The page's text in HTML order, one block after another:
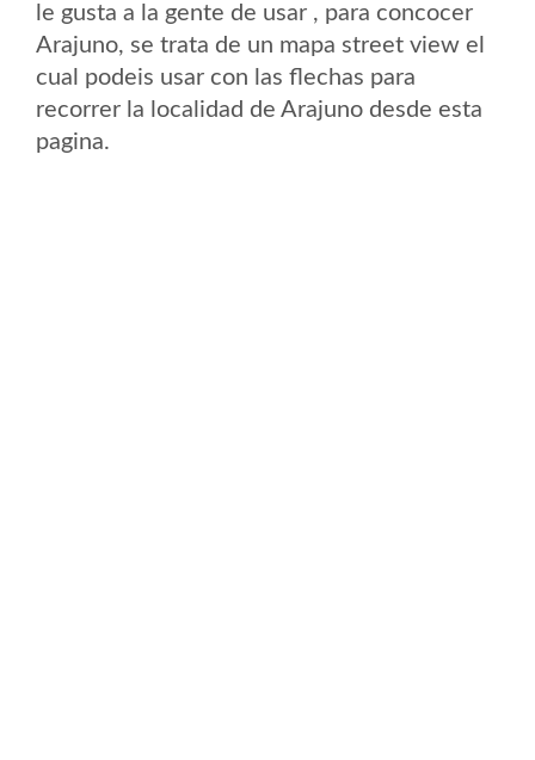
le gusta a la gente de usar , para concocer
Arajuno, se trata de un mapa street view el
cual podeis usar con las flechas para
recorrer la localidad de Arajuno desde esta
pagina.